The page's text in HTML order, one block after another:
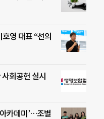
영 대표 “선의
회공헌 실시
카데미’…조별